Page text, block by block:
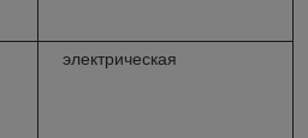
электрическая